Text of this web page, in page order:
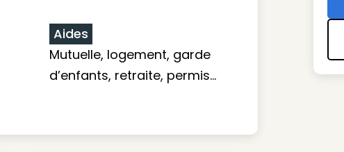
Aides
Mutuelle, logement, garde
d’enfants, retraite, permis…